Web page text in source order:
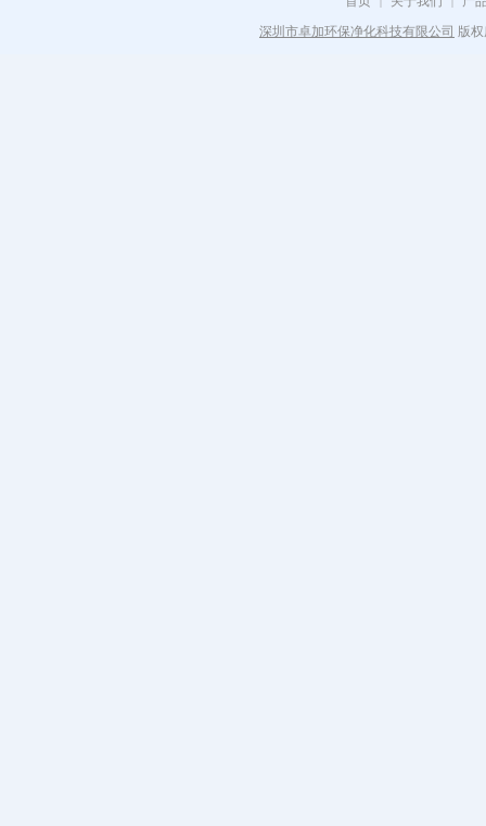
深圳市卓加环保净化科技有限公司 版